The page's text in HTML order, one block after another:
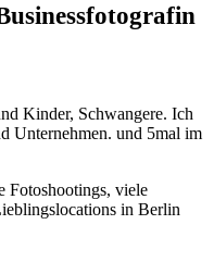
Kinder, Schwangere. Ich
Unternehmen. und 5mal im
Fotoshootings, viele
in Berlin